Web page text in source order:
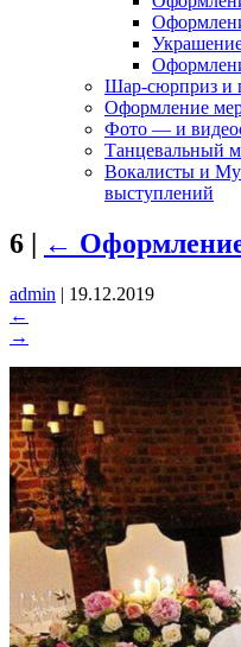
Шар-сюрприз и
Оформление
Фото — и
Танцевальный
Вокалисты и
выступлений
6 | ←
admin | 19.12.2019
←
→